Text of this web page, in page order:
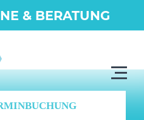
Toggle
& BERATUNG